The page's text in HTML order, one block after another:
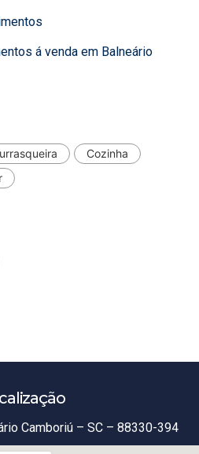
á venda em Balneário
Cozinha
Camboriú – SC – 88330-394